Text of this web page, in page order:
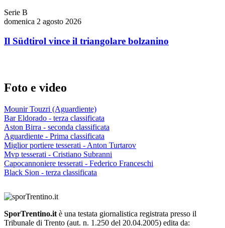
Serie B
domenica 2 agosto 2026
Il Südtirol vince il triangolare bolzanino
Foto e video
Mounir Touzri (Aguardiente)
Bar Eldorado - terza classificata
Aston Birra - seconda classificata
Aguardiente - Prima classificata
Miglior portiere tesserati - Anton Turtarov
Mvp tesserati - Cristiano Subranni
Capocannoniere tesserati - Federico Franceschi
Black Sion - terza classificata
SporTrentino.it è una testata giornalistica registrata presso il
Tribunale di Trento (aut. n. 1.250 del 20.04.2005) edita da: